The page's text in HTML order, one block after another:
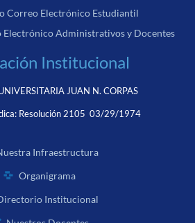
Correo Electrónico Estudiantil
Electrónico Administrativos y Docentes
Institucional
JUAN N. CORPAS
Resolución 2105 03/29/1974
Infraestructura
Organigrama
Institucional